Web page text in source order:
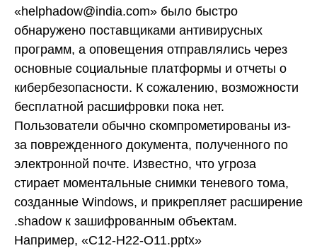
«helphadow@india.com» было быстро
обнаружено поставщиками антивирусных
программ, а оповещения отправлялись через
основные социальные платформы и отчеты о
кибербезопасности. К сожалению, возможности
бесплатной расшифровки пока нет.
Пользователи обычно скомпрометированы из-
за поврежденного документа, полученного по
электронной почте. Известно, что угроза
стирает моментальные снимки теневого тома,
созданные Windows, и прикрепляет расширение
.shadow к зашифрованным объектам.
Например, «C12-H22-O11.pptx»